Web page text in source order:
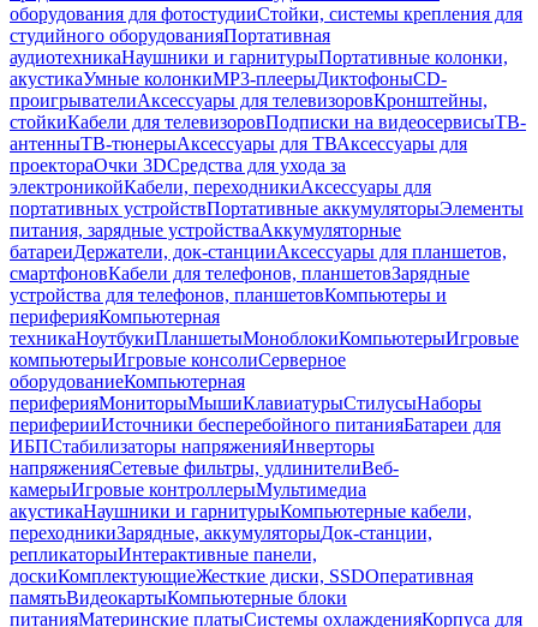
оборудования для фотостудииСтойки, системы крепления для
студийного оборудованияПортативная
аудиотехникаНаушники и гарнитурыПортативные колонки,
акустикаУмные колонкиMP3-плеерыДиктофоныCD-
проигрывателиАксессуары для телевизоровКронштейны,
стойкиКабели для телевизоровПодписки на видеосервисыТВ-
антенныТВ-тюнерыАксессуары для ТВАксессуары для
проектораОчки 3DСредства для ухода за
электроникойКабели, переходникиАксессуары для
портативных устройствПортативные аккумуляторыЭлементы
питания, зарядные устройстваАккумуляторные
батареиДержатели, док-станцииАксессуары для планшетов,
смартфоновКабели для телефонов, планшетовЗарядные
устройства для телефонов, планшетовКомпьютеры и
периферияКомпьютерная
техникаНоутбукиПланшетыМоноблокиКомпьютерыИгровые
компьютерыИгровые консолиСерверное
оборудованиеКомпьютерная
периферияМониторыМышиКлавиатурыСтилусыНаборы
периферииИсточники бесперебойного питанияБатареи для
ИБПСтабилизаторы напряженияИнверторы
напряженияСетевые фильтры, удлинителиВеб-
камерыИгровые контроллерыМультимедиа
акустикаНаушники и гарнитурыКомпьютерные кабели,
переходникиЗарядные, аккумуляторыДок-станции,
репликаторыИнтерактивные панели,
доскиКомплектующиеЖесткие диски, SSDОперативная
памятьВидеокартыКомпьютерные блоки
питанияМатеринские платыСистемы охлажденияКорпуса для